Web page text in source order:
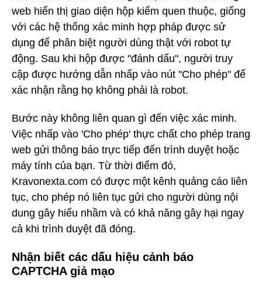
web hiển thị giao diện hộp kiểm quen thuộc, giống
với các hệ thống xác minh hợp pháp được sử
dụng để phân biệt người dùng thật với robot tự
động. Sau khi hộp được "đánh dấu", người truy
cập được hướng dẫn nhấp vào nút "Cho phép" để
xác nhận rằng họ không phải là robot.
Bước này không liên quan gì đến việc xác minh.
Việc nhấp vào 'Cho phép' thực chất cho phép trang
web gửi thông báo trực tiếp đến trình duyệt hoặc
máy tính của bạn. Từ thời điểm đó,
Kravonexta.com có được một kênh quảng cáo liên
tục, cho phép nó liên tục gửi cho người dùng nội
dung gây hiểu nhầm và có khả năng gây hại ngay
cả khi trình duyệt đã đóng.
Nhận biết các dấu hiệu cảnh báo
CAPTCHA giả mạo